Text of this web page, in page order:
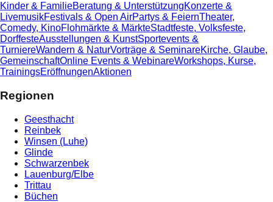
Kinder & FamilieBeratung & UnterstützungKonzerte &
LivemusikFestivals & Open AirPartys & FeiernTheater,
Comedy, KinoFlohmärkte & MärkteStadtfeste, Volksfeste,
DorffesteAusstellungen & KunstSportevents &
TurniereWandern & NaturVorträge & SeminareKirche, Glaube,
GemeinschaftOnline Events & WebinareWorkshops, Kurse,
TrainingsEröffnungenAktionen
Regionen
Geesthacht
Reinbek
Winsen (Luhe)
Glinde
Schwarzenbek
Lauenburg/Elbe
Trittau
Büchen